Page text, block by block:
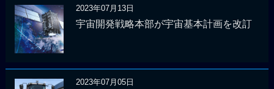
2023年07月13日
宇宙開発戦略本部が宇宙基本計画を改訂
2023年07月05日